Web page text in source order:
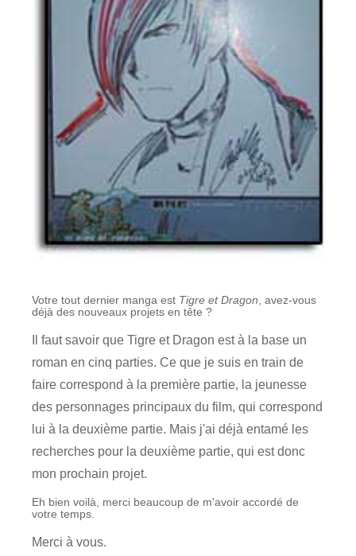
Votre tout dernier manga est Tigre et Dragon , avez-vous
déjà des nouveaux projets en tête ?
Il faut savoir que Tigre et Dragon est à la base un
roman en cinq parties. Ce que je suis en train de
faire correspond à la première partie, la jeunesse
des personnages principaux du film, qui correspond
lui à la deuxième partie. Mais j'ai déjà entamé les
recherches pour la deuxième partie, qui est donc
mon prochain projet.
Eh bien voilà, merci beaucoup de m'avoir accordé de
votre temps.
Merci à vous.